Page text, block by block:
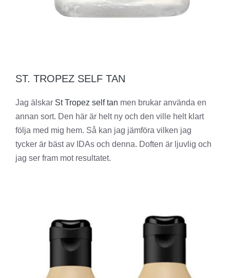
ST. TROPEZ SELF TAN
Jag älskar St Tropez self tan men brukar använda en
annan sort. Den här är helt ny och den ville helt klart
följa med mig hem. Så kan jag jämföra vilken jag
tycker är bäst av IDAs och denna. Doften är ljuvlig och
jag ser fram mot resultatet.